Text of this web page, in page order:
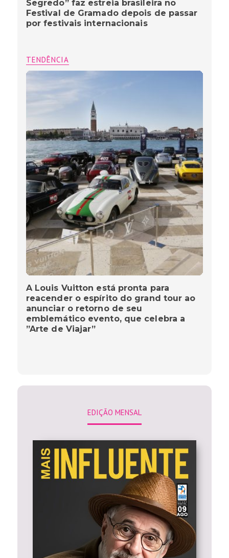
Segredo” faz estreia brasileira no
Festival de Gramado depois de passar
por festivais internacionais
TENDÊNCIA
A Louis Vuitton está pronta para
reacender o espírito do grand tour ao
anunciar o retorno de seu
emblemático evento, que celebra a
”Arte de Viajar”
EDIÇÃO MENSAL